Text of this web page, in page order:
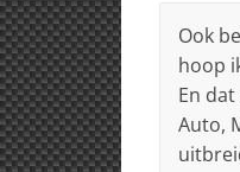
Ook
hoop
En
Auto,